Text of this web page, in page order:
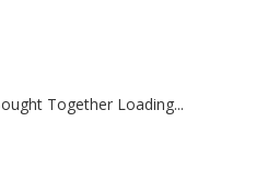
Together Loading...